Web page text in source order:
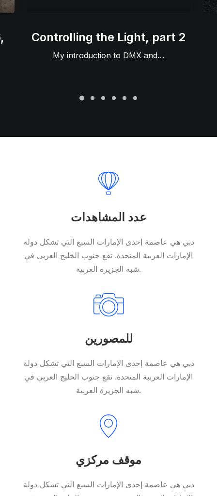
Controlling the Light, part 2
My introduction to DMX and…
عدد المشاهدات
دبي هي عاصمة إحدى الإمارات السبع التي تشكل دولة
الإمارات العربية المتحدة. تقع جنوب الخليج العربي في
شبه الجزيرة العربية.
للمصورين
دبي هي عاصمة إحدى الإمارات السبع التي تشكل دولة
الإمارات العربية المتحدة. تقع جنوب الخليج العربي في
شبه الجزيرة العربية.
موقف مركزي
دبي هي عاصمة إحدى الإمارات السبع التي تشكل دولة